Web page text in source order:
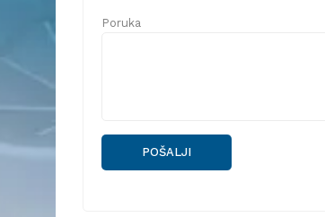
Poruka
POŠALJI